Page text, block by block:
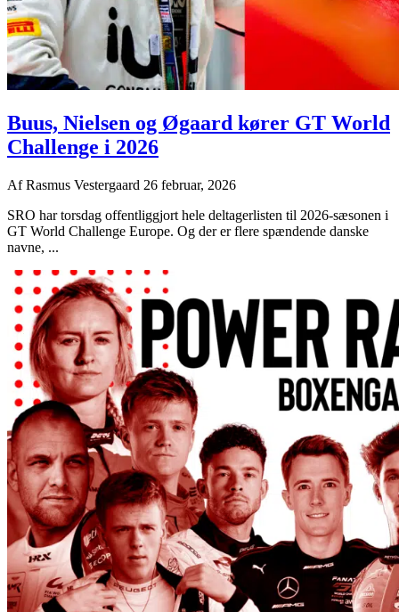
Buus, Nielsen og Øgaard kører GT World
Challenge i 2026
AfRasmus Vestergaard 26 februar, 2026
SRO har torsdag offentliggjort hele deltagerlisten til 2026-sæsonen i
GT World Challenge Europe. Og der er flere spændende danske
navne, ...